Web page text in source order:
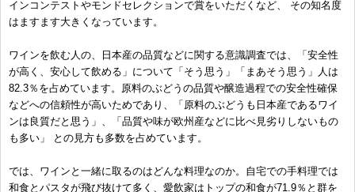
インコンテストやモンドセレクションで賞をいただくなど、 その知名度
はますます大きくなっています。
ワインを飲む人の、日本産の品質などに関する意識調査では、「安全性
が高く、安心して飲める」について「そう思う」「まあそう思う」人は
82.3％を占めています。原料のぶどうの品質や醸造過程での安全性確保
などへの信頼性が高いためであり、「原料のぶどうも日本産であるワイ
ンは良質だと思う」、「品質や味が欧州産などに比べ見劣りしないもの
も多い」 との見方も多数を占めています。
では、ワインと一緒に取るのはどんな料理なのか。自宅での手料理では
和食とパスタが飛び抜けて多く、愛飲家はトップの和食が71.9％と群を